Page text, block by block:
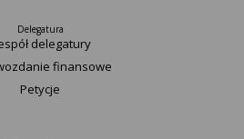
Delegatura
delegatury
finansowe
Petycje